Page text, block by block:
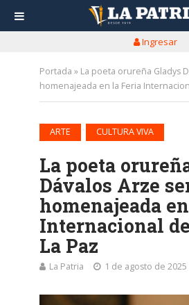
Ingresar
Portada » La poeta orureña Gladys
homenajeada en la Feria
ARTE CULTURA VIVA
La poeta
Dávalos Arze
homenajeada
Internacional
La Paz
La Patria 1 de agosto de 2025